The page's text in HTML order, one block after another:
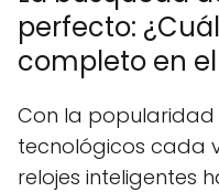
perfecto:
completo en
Con la popularidad
tecnológicos cada
relojes inteligentes